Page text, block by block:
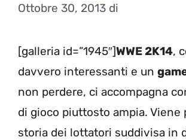
Ottobre 30, 2013 di
[galleria id=”1945″]WWE 2K14,
davvero interessanti e un
non perdere, ci accompagna
di gioco piuttosto ampia. Viene
storia dei lottatori suddivisa in